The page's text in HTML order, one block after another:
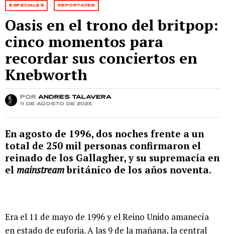
ESPECIALES · REPORTAJES
Oasis en el trono del britpop:
cinco momentos para
recordar sus conciertos en
Knebworth
por Andrés Talavera
11 de agosto de 2025
En agosto de 1996, dos noches frente a un
total de 250 mil personas confirmaron el
reinado de los Gallagher, y su supremacía en
el mainstreambritánico de los años noventa.
Era el 11 de mayo de 1996 y el Reino Unido amanecía
en estado de euforia. A las 9 de la mañana, la central